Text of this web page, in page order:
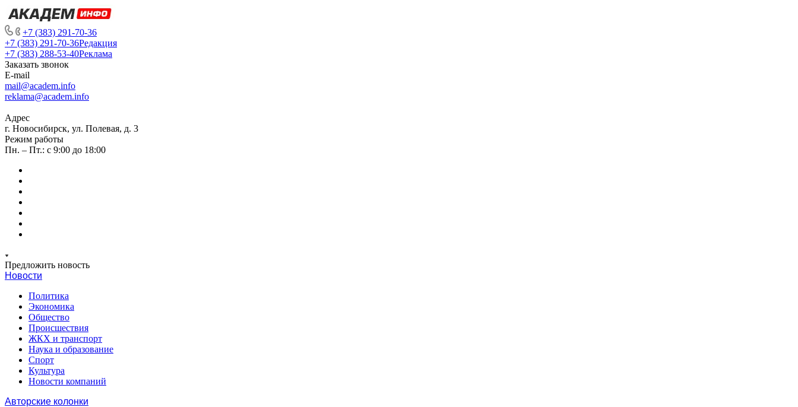
+7 (383) 291-70-36
+7 (383) 291-70-36Редакция
+7 (383) 288-53-40Реклама
Заказать звонок
E-mail
mail@academ.info
reklama@academ.info
Адрес
г. Новосибирск, ул. Полевая, д. 3
Режим работы
Пн. – Пт.: с 9:00 до 18:00
Предложить новость
Новости
Политика
Экономика
Общество
Происшествия
ЖКХ и транспорт
Наука и образование
Спорт
Культура
Новости компаний
Авторские колонки